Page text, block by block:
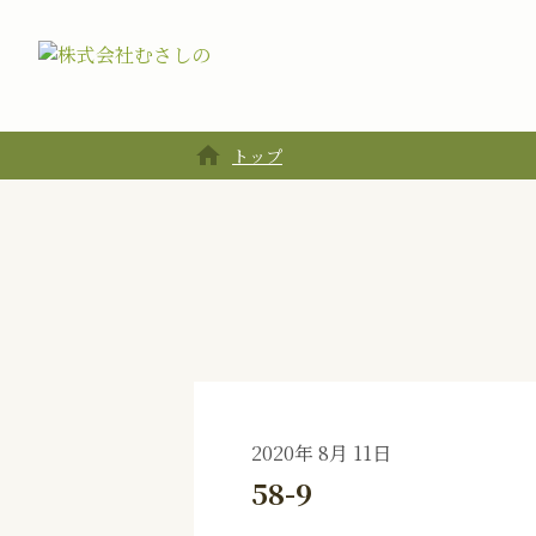
home トップ
2020年 8月 11日
58-9